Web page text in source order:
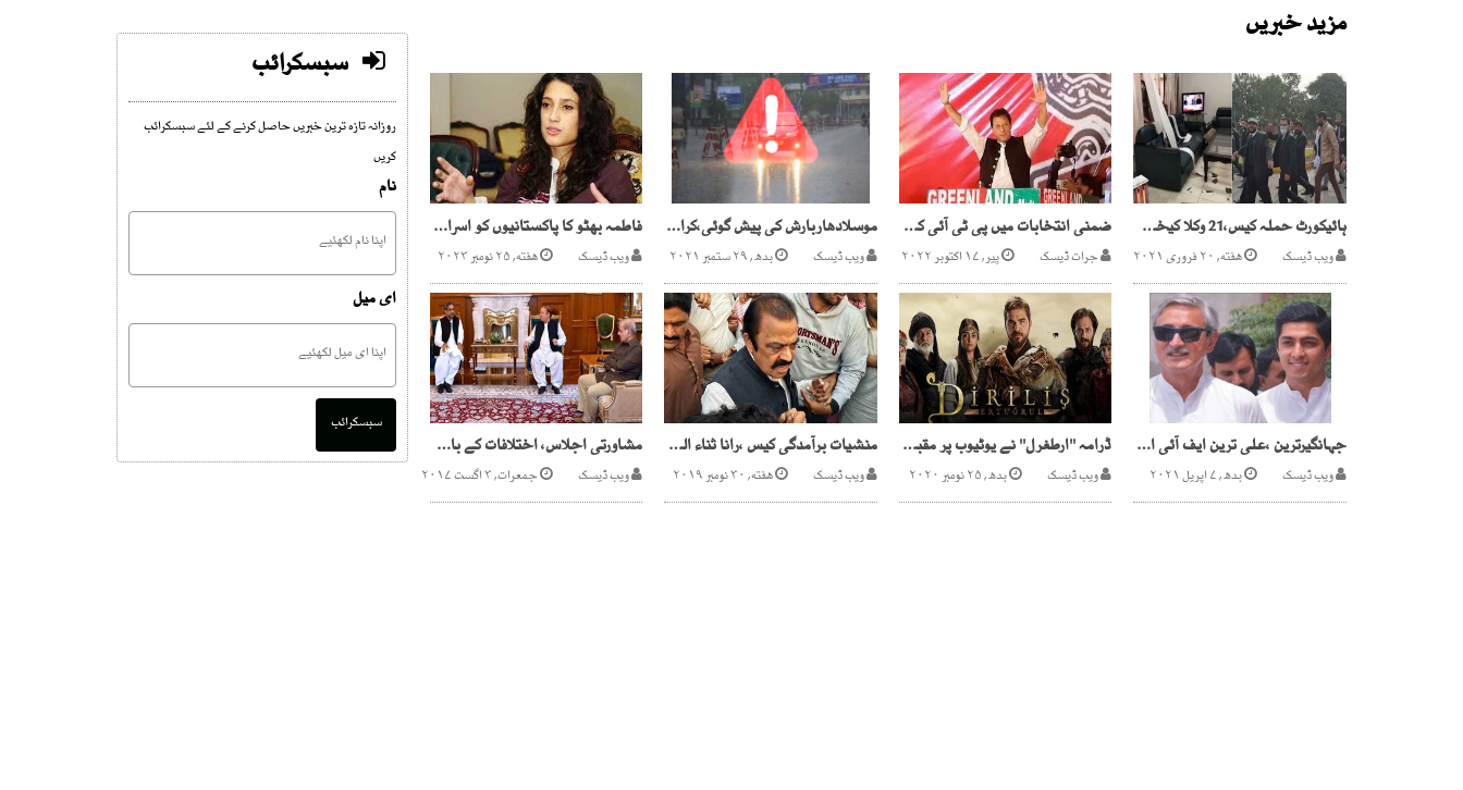
مزید خبریں
ہائیکورٹ حملہ کیس،21 وکلا کیخلاف تحریری حکمنامہ جاری
ویب ڈیسک هفته, ۲۰ فروری ۲۰۲۱
ضمنی انتخابات میں پی ٹی آئی کو تمام سیاسی جماعتوں پر برتری
جرات ڈیسک پیر, ۱۷ اکتوبر ۲۰۲۲
موسلادھاربارش کی پیش گوئی،کراچی میں فلڈالرٹ جاری
ویب ڈیسک بدھ, ۲۹ ستمبر ۲۰۲۱
فاطمہ بھٹو کا پاکستانیوں کو اسرائیلی مصنوعات کے بائیکاٹ کا مشورہ
ویب ڈیسک هفته, ۲۵ نومبر ۲۰۲۳
جہانگیرترین ،علی ترین ایف آئی اے میں دوبارہ طلب ،نوٹس جاری
ویب ڈیسک بدھ, ۷ اپریل ۲۰۲۱
ڈرامہ ''ارطغرل'' نے یوٹیوب پر مقبولیت کا نیا ریکارڈ قائم کردیا
ویب ڈیسک بدھ, ۲۵ نومبر ۲۰۲۰
منشیات برآمدگی کیس ،رانا ثناء اللہ کے جوڈیشل ریمانڈ میں توسیع
ویب ڈیسک هفته, ۳۰ نومبر ۲۰۱۹
مشاورتی اجلاس، اختلافات کے باعث نئی کابینہ بن نہیں پائی
ویب ڈیسک جمعرات, ۳ اگست ۲۰۱۷
سبسکرائب
روزانہ تازہ ترین خبریں حاصل کرنے کے لئے سبسکرائب
کریں
نام
ای میل
سبسکرائب